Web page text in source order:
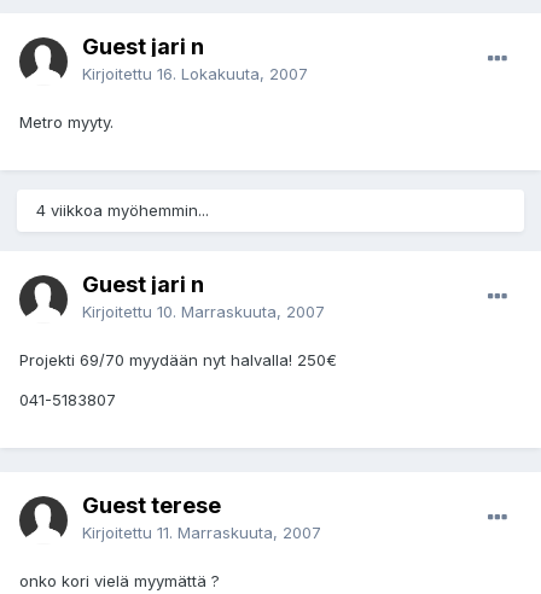
Guest jari n
Kirjoitettu 16. Lokakuuta, 2007
Metro myyty.
4 viikkoa myöhemmin...
Guest jari n
Kirjoitettu 10. Marraskuuta, 2007
Projekti 69/70 myydään nyt halvalla! 250€
041-5183807
Guest terese
Kirjoitettu 11. Marraskuuta, 2007
onko kori vielä myymättä ?